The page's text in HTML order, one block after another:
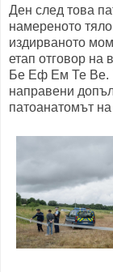
Ден след това
намереното
издирваното
етап отговор на
Бе Еф Ем Те Ве.
направени
патоанатомът